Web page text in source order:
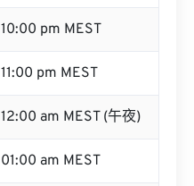
10:00 pm MEST
11:00 pm MEST
12:00 am MEST (午夜)
01:00 am MEST